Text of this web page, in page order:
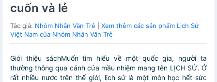
cuốn và lẻ
Tác giả: Nhóm Nhân Văn Trẻ
Xem thêm các sản phẩm Lịch Sử
Việt Nam của Nhóm Nhân Văn Trẻ
Giới thiệu sáchMuốn tìm hiểu về một quốc gia, người ta
thường thông qua cánh cửa mầu nhiệm mang tên LỊCH SỬ. Ở
rất nhiều nước trên thế giới, lịch sử là một môn học hết sức